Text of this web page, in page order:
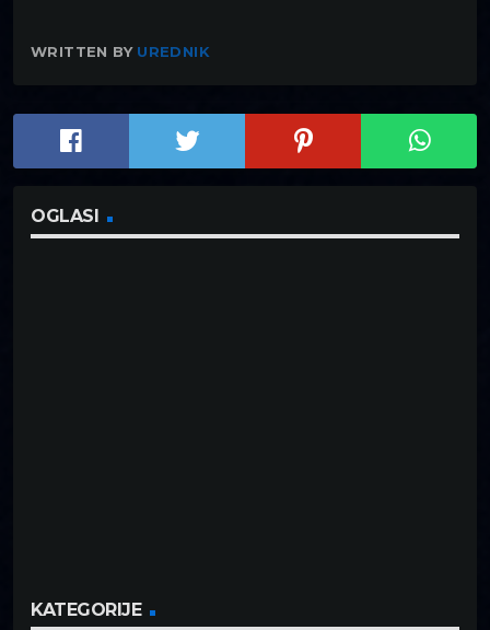
WRITTEN BY UREDNIK
OGLASI
KATEGORIJE